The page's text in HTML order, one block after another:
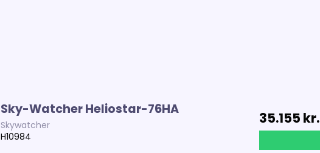
Sky-Watcher Heliostar-76HA
Skywatcher
H10984
35.155 kr.